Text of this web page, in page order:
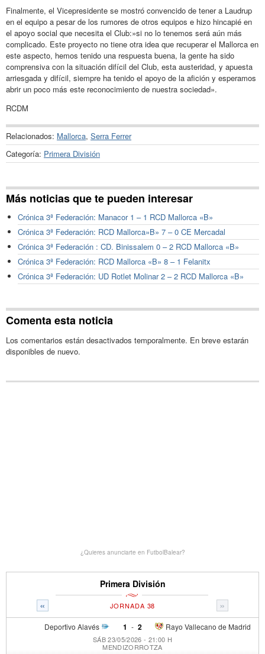
Finalmente, el Vicepresidente se mostró convencido de tener a Laudrup
en el equipo a pesar de los rumores de otros equipos e hizo hincapié en
el apoyo social que necesita el Club:»si no lo tenemos será aún más
complicado. Este proyecto no tiene otra idea que recuperar el Mallorca en
este aspecto, hemos tenido una respuesta buena, la gente ha sido
comprensiva con la situación difícil del Club, esta austeridad, y apuesta
arriesgada y difícil, siempre ha tenido el apoyo de la afición y esperamos
abrir un poco más este reconocimiento de nuestra sociedad».
RCDM
Relacionados: Mallorca, Serra Ferrer
Categoría: Primera División
Más noticias que te pueden interesar
Crónica 3ª Federación: Manacor 1 – 1 RCD Mallorca «B»
Crónica 3ª Federación: RCD Mallorca»B» 7 – 0 CE Mercadal
Crónica 3ª Federación : CD. Binissalem 0 – 2 RCD Mallorca «B»
Crónica 3ª Federación: RCD Mallorca «B» 8 – 1 Felanitx
Crónica 3ª Federación: UD Rotlet Molinar 2 – 2 RCD Mallorca «B»
Comenta esta noticia
Los comentarios están desactivados temporalmente. En breve estarán
disponibles de nuevo.
¿Quieres anunciarte en FutbolBalear?
Primera División
« »
JORNADA 38
Deportivo Alavés 1 - Rayo Vallecano de Madrid
2
SÁB 23/05/2026 - 21:00 H
MENDIZORROTZA